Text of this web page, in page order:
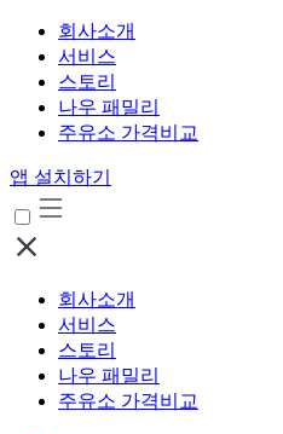
회사소개
서비스
스토리
나우 패밀리
주유소 가격비교
앱 설치하기
회사소개
서비스
스토리
나우 패밀리
주유소 가격비교